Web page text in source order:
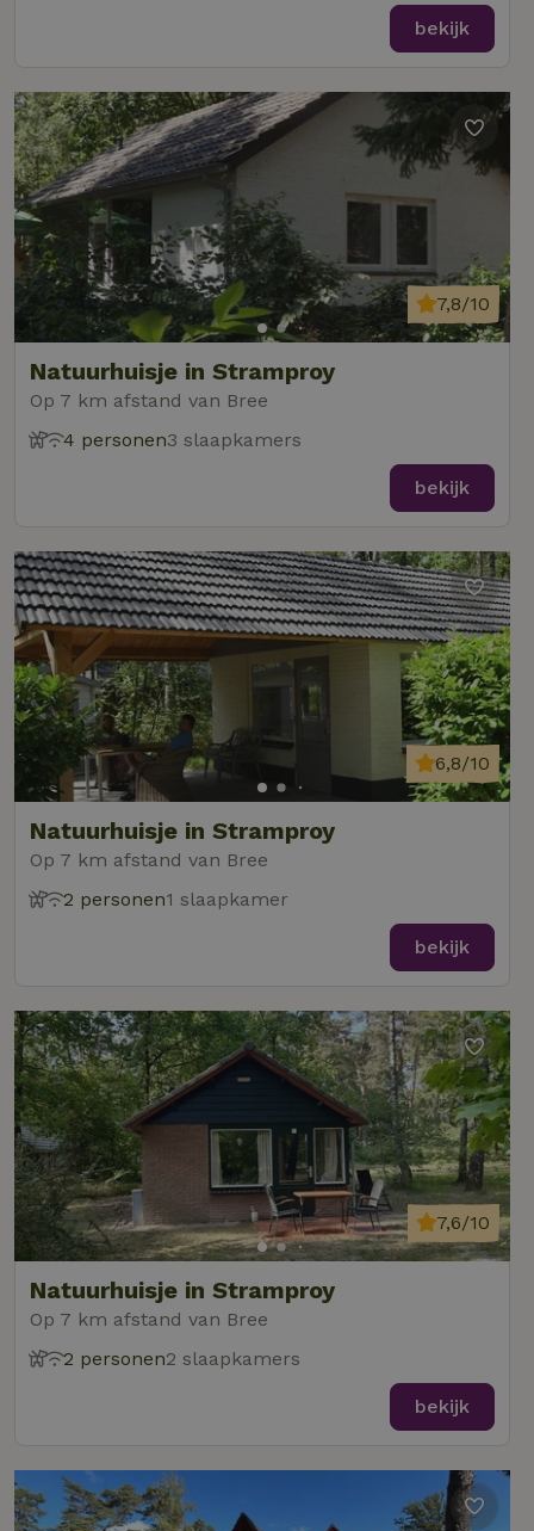
bekijk
Natuurhuisje in Stramproy
Op 7 km afstand van Bree
7,8/10
4 personen3 slaapkamers
bekijk
Natuurhuisje in Stramproy
Op 7 km afstand van Bree
6,8/10
2 personen1 slaapkamer
bekijk
Natuurhuisje in Stramproy
Op 7 km afstand van Bree
7,6/10
2 personen2 slaapkamers
bekijk